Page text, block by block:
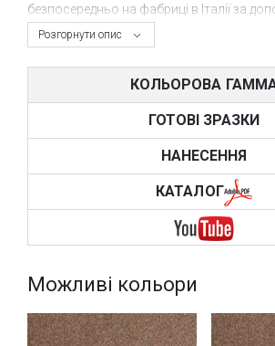
Розгорнути опис
безпосередньо на фабриці в Італії за
спеціальних металізованих пігментів,
металлизацию, а підвищують її.
Саме колірна гамма і вишуканий ефект
пропонованих на ринку. Даний матеріал
бронзовим, в яких металлизация і блиск
Оздоблювальний матеріал Africa має
може наноситися безпосередньо на
або на підкладку Novalux E в кольорі
фінішний декор не вимагає додаткового
Декоративна фарба Africa відмінно
житлових, так і для комерційних
КОЛЬОРОВА
ГОТОВІ ЗРАЗКИ
НАНЕСЕННЯ
КАТАЛОГ
Можливі кольори